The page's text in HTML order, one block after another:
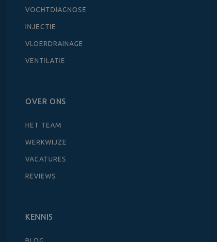
VOCHTDIAGNOSE
INJECTIE
VLOERDRAINAGE
VENTILATIE
OVER ONS
HET TEAM
WERKWIJZE
VACATURES
REVIEWS
KENNIS
BLOG